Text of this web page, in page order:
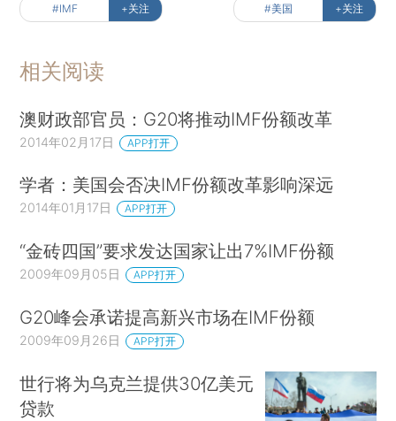
#IMF +关注 #美国 +关注
相关阅读
澳财政部官员：G20将推动IMF份额改革
2014年02月17日 APP打开
学者：美国会否决IMF份额改革影响深远
2014年01月17日 APP打开
“金砖四国”要求发达国家让出7%IMF份额
2009年09月05日 APP打开
G20峰会承诺提高新兴市场在IMF份额
2009年09月26日 APP打开
世行将为乌克兰提供30亿美元
贷款